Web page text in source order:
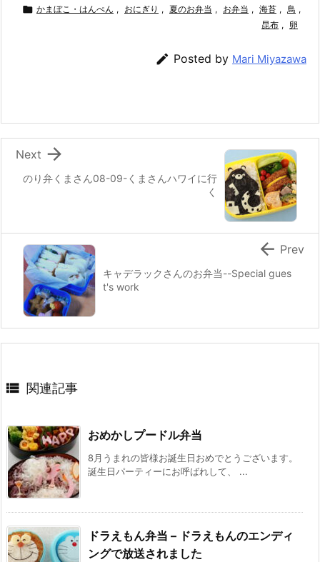
c
k
itt e er e
a
ai
 かまぼこ・はんぺん , おにぎり , 夏のお弁当 , お弁当 , 海苔 , 鳥 ,
昆布 , 卵
 Posted by Mari Miyazawa
のり弁くまさん08-09-くまさんハワイに行
く

Next
キャデラックさんのお弁当--Special gues
t's work
 Prev
 関連記事
おめかしプードル弁当
8月うまれの皆様お誕生日おめでとうございます。
誕生日パーティーにお呼ばれして、 ...
ドラえもん弁当 – ドラえもんのエンディ
ングで放送されました